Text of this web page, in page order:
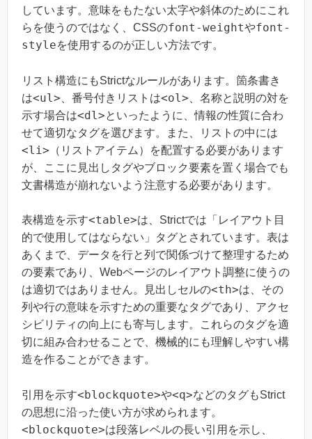
しています。意味をもたない太字や斜体のためにこれ
らを使うのではなく、CSSのfont-weightやfont-
styleを使用するのが正しい方法です。
リスト構造にもStrictなルールがあります。箇条書き
は<ul> 、番号付きリストは<ol> 、名称と説明の対を
示す場合は<dl>といったように、情報の性質に合わ
せて適切なタグを選びます。また、リストの中には
<li> （リストアイテム）を配置する必要があります
が、ここに見出しタグやブロック要素を置く場合でも
文書構造が崩れないよう注意する必要があります。
表構造を示す<table>は、Strictでは「レイアウト目
的で使用してはならない」タグとされています。表は
あくまで、データを行と列で関係づけて整理するため
の要素であり、Webページのレイアウト調整に使うの
は適切ではありません。見出しセルの<th>は、その
列や行の意味を示すための重要なタグであり、アクセ
シビリティの向上にも寄与します。これらのタグを適
切に組み合わせることで、機械的にも理解しやすい構
造を作ることができます。
引用を示す<blockquote>や<q>などのタグもStrict
の思想に沿った使い方が求められます。
<blockquote>は段落レベルの長い引用を示し、